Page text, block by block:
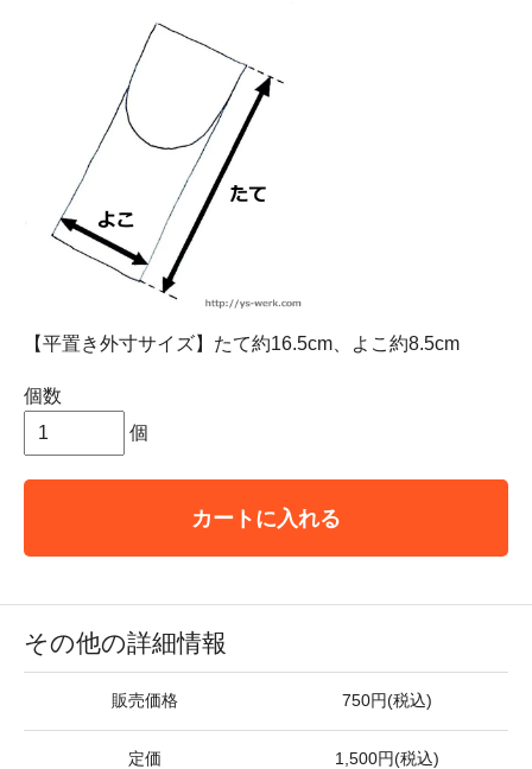
【平置き外寸サイズ】たて約16.5cm、よこ約8.5cm
個数
個
カートに入れる
その他の詳細情報
販売価格 750円(税込)
定価 1,500円(税込)